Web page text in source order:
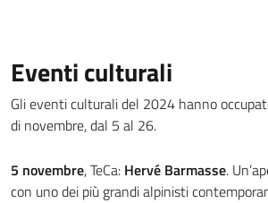
Eventi culturali
Gli eventi culturali del 2024 hanno
di novembre, dal 5 al 26.
5 novembre, TeCa: Hervé Barmasse.
con uno dei più grandi alpinisti